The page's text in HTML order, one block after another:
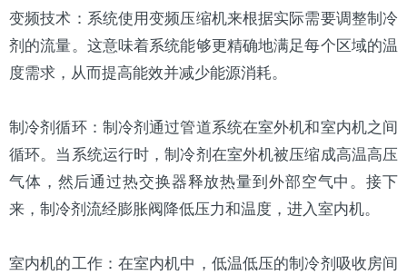
变频技术：系统使用变频压缩机来根据实际需要调整制冷
剂的流量。这意味着系统能够更精确地满足每个区域的温
度需求，从而提高能效并减少能源消耗。
制冷剂循环：制冷剂通过管道系统在室外机和室内机之间
循环。当系统运行时，制冷剂在室外机被压缩成高温高压
气体，然后通过热交换器释放热量到外部空气中。接下
来，制冷剂流经膨胀阀降低压力和温度，进入室内机。
室内机的工作：在室内机中，低温低压的制冷剂吸收房间